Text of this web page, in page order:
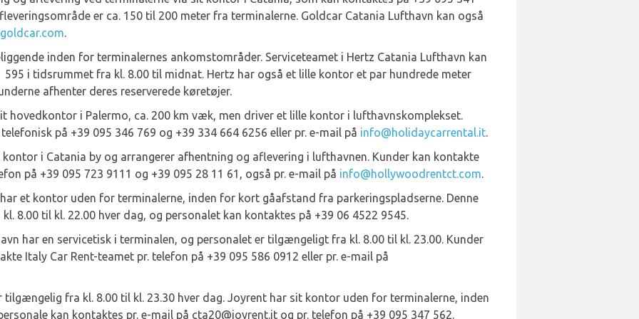
er ca. 150 til 200 meter fra terminalerne. Goldcar Catania Lufthavn kan også
.
inden for terminalernes ankomstområder. Serviceteamet i Hertz Catania Lufthavn kan
595 i tidsrummet fra kl. 8.00 til midnat. Hertz har også et lille kontor et par hundrede meter
afhenter deres reserverede køretøjer.
hovedkontor i Palermo, ca. 200 km væk, men driver et lille kontor i lufthavnskomplekset.
på +39 095 346 769 og +39 334 664 6256 eller pr. e-mail på info@holidaycarrental.it.
i Catania by og arrangerer afhentning og aflevering i lufthavnen. Kunder kan kontakte
på +39 095 723 9111 og +39 095 28 11 61, også pr. e-mail på info@hollywoodrentct.com.
et kontor uden for terminalerne, inden for kort gåafstand fra parkeringspladserne. Denne
8.00 til kl. 22.00 hver dag, og personalet kan kontaktes på +39 06 4522 9545.
har en servicetisk i terminalen, og personalet er tilgængeligt fra kl. 8.00 til kl. 23.00. Kunder
Italy Car Rent-teamet pr. telefon på +39 095 586 0912 eller pr. e-mail på
tilgængelig fra kl. 8.00 til kl. 23.30 hver dag. Joyrent har sit kontor uden for terminalerne, inden
kan kontaktes pr. e-mail på cta20@joyrent.it og pr. telefon på +39 095 347 562.